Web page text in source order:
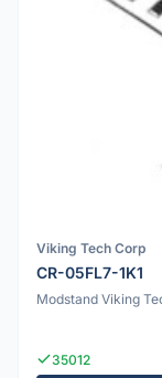
Viking Tech Corp
CR-05FL7-1K1
Modstand Viking
35012